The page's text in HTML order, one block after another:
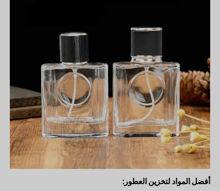
أفضل المواد لتخزين العطور: